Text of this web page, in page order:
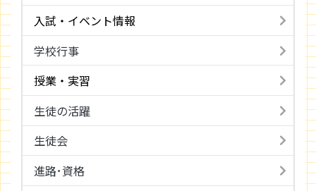
入試・イベント情報
学校行事
授業・実習
生徒の活躍
生徒会
進路･資格